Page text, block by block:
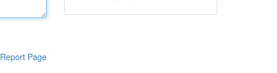
Report Page